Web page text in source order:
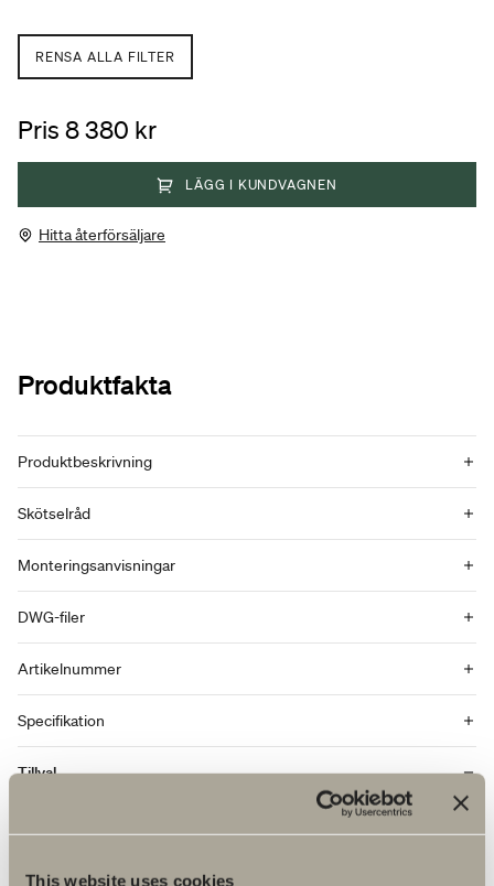
This website uses cookies
RENSA ALLA FILTER
Pris 8 380 kr
LÄGG I KUNDVAGNEN
Hitta återförsäljare
Produktfakta
Produktbeskrivning
Skötselråd
Monteringsanvisningar
DWG-filer
Artikelnummer
Specifikation
Tillval